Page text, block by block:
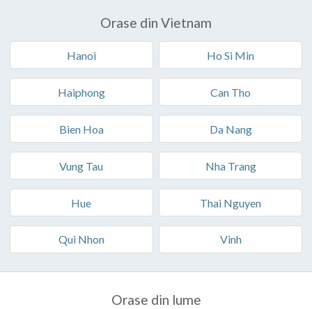
Orase din Vietnam
Hanoi Ho Si Min
Haiphong Can Tho
Bien Hoa Da Nang
Vung Tau Nha Trang
Hue Thai Nguyen
Qui Nhon Vinh
Orase din lume